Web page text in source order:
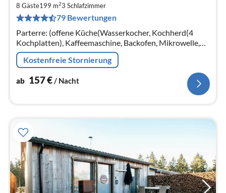
8 Gäste199 m23 Schlafzimmer
79 Bewertungen
Parterre: (offene Küche(Wasserkocher, Kochherd(4
Kochplatten), Kaffeemaschine, Backofen, Mikrowelle,
Spülmaschine, Kühl-/Gefrierkombination,
Kühl-/Gefrierkombination)
Kostenfreie Stornierung
ab 157€/ Nacht